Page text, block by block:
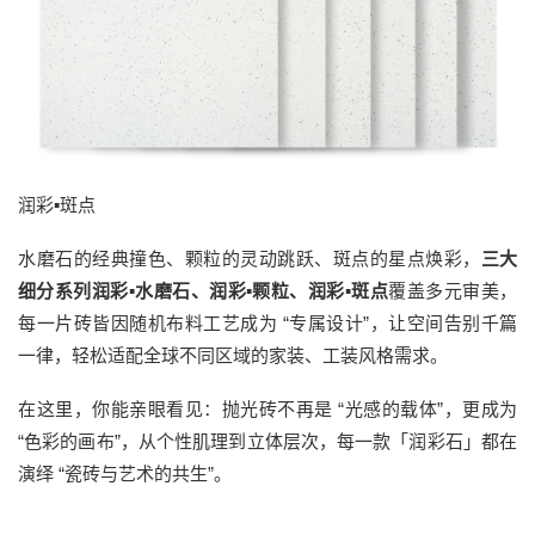
润彩▪斑点
水磨石的经典撞色、颗粒的灵动跳跃、斑点的星点焕彩， 三大
细分系列润彩▪水磨石、润彩▪颗粒、润彩▪斑点覆盖多元审美，
每一片砖皆因随机布料工艺成为 “专属设计”，让空间告别千篇
一律，轻松适配全球不同区域的家装、工装风格需求。
在这里，你能亲眼看见：抛光砖不再是 “光感的载体”，更成为
“色彩的画布”，从个性肌理到立体层次，每一款「润彩石」都在
演绎 “瓷砖与艺术的共生”。